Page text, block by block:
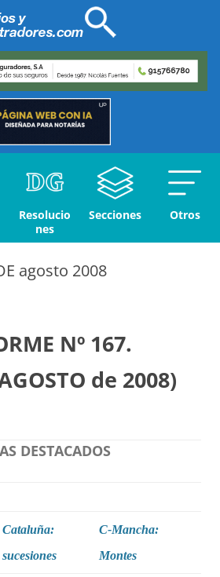
Resolucio
nes
Secciones Otros
agosto 2008
Nº 167.
de 2008)
DESTACADOS
Cataluña:
sucesiones
C-Mancha:
Montes